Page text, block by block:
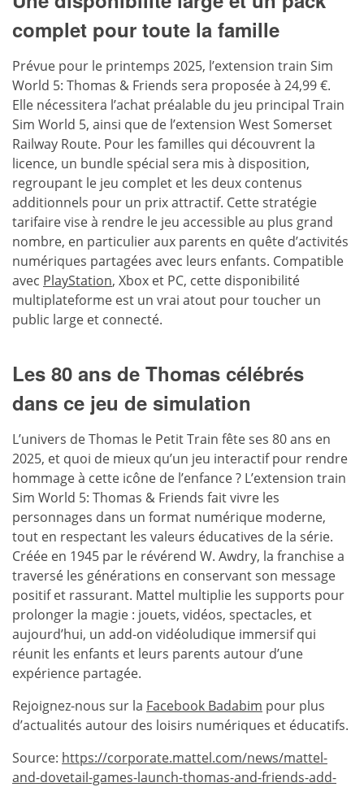
complet pour toute la famille
Prévue pour le printemps 2025, l’extension train Sim
World 5: Thomas & Friends sera proposée à 24,99 €.
Elle nécessitera l’achat préalable du jeu principal Train
Sim World 5, ainsi que de l’extension West Somerset
Railway Route. Pour les familles qui découvrent la
licence, un bundle spécial sera mis à disposition,
regroupant le jeu complet et les deux contenus
additionnels pour un prix attractif. Cette stratégie
tarifaire vise à rendre le jeu accessible au plus grand
nombre, en particulier aux parents en quête d’activités
numériques partagées avec leurs enfants. Compatible
avec PlayStation, Xbox et PC, cette disponibilité
multiplateforme est un vrai atout pour toucher un
public large et connecté.
Les 80 ans de Thomas célébrés
dans ce jeu de simulation
L’univers de Thomas le Petit Train fête ses 80 ans en
2025, et quoi de mieux qu’un jeu interactif pour rendre
hommage à cette icône de l’enfance ? L’extension train
Sim World 5: Thomas & Friends fait vivre les
personnages dans un format numérique moderne,
tout en respectant les valeurs éducatives de la série.
Créée en 1945 par le révérend W. Awdry, la franchise a
traversé les générations en conservant son message
positif et rassurant. Mattel multiplie les supports pour
prolonger la magie : jouets, vidéos, spectacles, et
aujourd’hui, un add-on vidéoludique immersif qui
réunit les enfants et leurs parents autour d’une
expérience partagée.
Rejoignez-nous sur la Facebook Badabim pour plus
d’actualités autour des loisirs numériques et éducatifs.
Source: https://corporate.mattel.com/news/mattel-
and-dovetail-games-launch-thomas-and-friends-add-